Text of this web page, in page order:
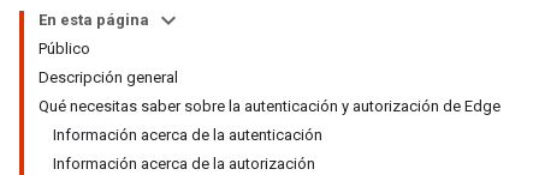
En esta página
Público
Descripción general
Qué necesitas saber sobre la autenticación y autorización de Edge
Información acerca de la autenticación
Información acerca de la autorización